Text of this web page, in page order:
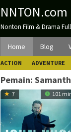
NNTON.com
Nonton Film & Drama
Home Blog
ACTION ADVENTURE
Pemain:
7 101